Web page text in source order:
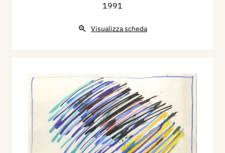
1991
Visualizza scheda